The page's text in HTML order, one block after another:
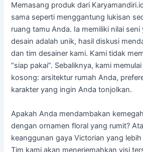
Memasang produk dari
sama seperti menggantung lukisan
ruang tamu Anda. Ia memiliki nilai
desain adalah unik, hasil diskusi
dan tim desainer kami. Kami tidak
“siap pakai”. Sebaliknya, kami
kosong: arsitektur rumah Anda,
karakter yang ingin Anda tonjolkan.
Apakah Anda mendambakan
dengan ornamen floral yang rumit?
keanggunan gaya Victorian yang
Tim kami akan menerjemahkan visi